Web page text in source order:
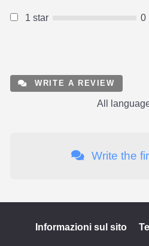
1 star 0
WRITE A REVIEW
All
Write the
Informazioni sul sito